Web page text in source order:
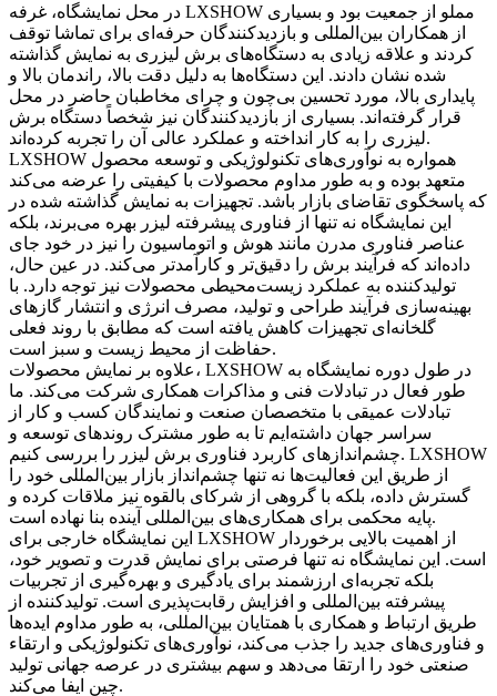
در محل نمایشگاه، غرفه LXSHOW مملو از جمعیت بود و بسیاری
از همکاران بین‌المللی و بازدیدکنندگان حرفه‌ای برای تماشا توقف
کردند و علاقه زیادی به دستگاه‌های برش لیزری به نمایش گذاشته
شده نشان دادند. این دستگاه‌ها به دلیل دقت بالا، راندمان بالا و
پایداری بالا، مورد تحسین بی‌چون و چرای مخاطبان حاضر در محل
قرار گرفته‌اند. بسیاری از بازدیدکنندگان نیز شخصاً دستگاه برش
لیزری را به کار انداخته و عملکرد عالی آن را تجربه کرده‌اند.
LXSHOW همواره به نوآوری‌های تکنولوژیکی و توسعه محصول
متعهد بوده و به طور مداوم محصولات با کیفیتی را عرضه می‌کند
که پاسخگوی تقاضای بازار باشد. تجهیزات به نمایش گذاشته شده در
این نمایشگاه نه تنها از فناوری پیشرفته لیزر بهره می‌برند، بلکه
عناصر فناوری مدرن مانند هوش و اتوماسیون را نیز در خود جای
داده‌اند که فرآیند برش را دقیق‌تر و کارآمدتر می‌کند. در عین حال،
تولیدکننده به عملکرد زیست‌محیطی محصولات نیز توجه دارد. با
بهینه‌سازی فرآیند طراحی و تولید، مصرف انرژی و انتشار گازهای
گلخانه‌ای تجهیزات کاهش یافته است که مطابق با روند فعلی
حفاظت از محیط زیست و سبز است.
علاوه بر نمایش محصولات، LXSHOW در طول دوره نمایشگاه به
طور فعال در تبادلات فنی و مذاکرات همکاری شرکت می‌کند. ما
تبادلات عمیقی با متخصصان صنعت و نمایندگان کسب و کار از
سراسر جهان داشته‌ایم تا به طور مشترک روندهای توسعه و
چشم‌اندازهای کاربرد فناوری برش لیزر را بررسی کنیم. LXSHOW
از طریق این فعالیت‌ها نه تنها چشم‌انداز بازار بین‌المللی خود را
گسترش داده، بلکه با گروهی از شرکای بالقوه نیز ملاقات کرده و
پایه محکمی برای همکاری‌های بین‌المللی آینده بنا نهاده است.
این نمایشگاه خارجی برای LXSHOW از اهمیت بالایی برخوردار
است. این نمایشگاه نه تنها فرصتی برای نمایش قدرت و تصویر خود،
بلکه تجربه‌ای ارزشمند برای یادگیری و بهره‌گیری از تجربیات
پیشرفته بین‌المللی و افزایش رقابت‌پذیری است. تولیدکننده از
طریق ارتباط و همکاری با همتایان بین‌المللی، به طور مداوم ایده‌ها
و فناوری‌های جدید را جذب می‌کند، نوآوری‌های تکنولوژیکی و ارتقاء
صنعتی خود را ارتقا می‌دهد و سهم بیشتری در عرصه جهانی تولید
چین ایفا می‌کند.